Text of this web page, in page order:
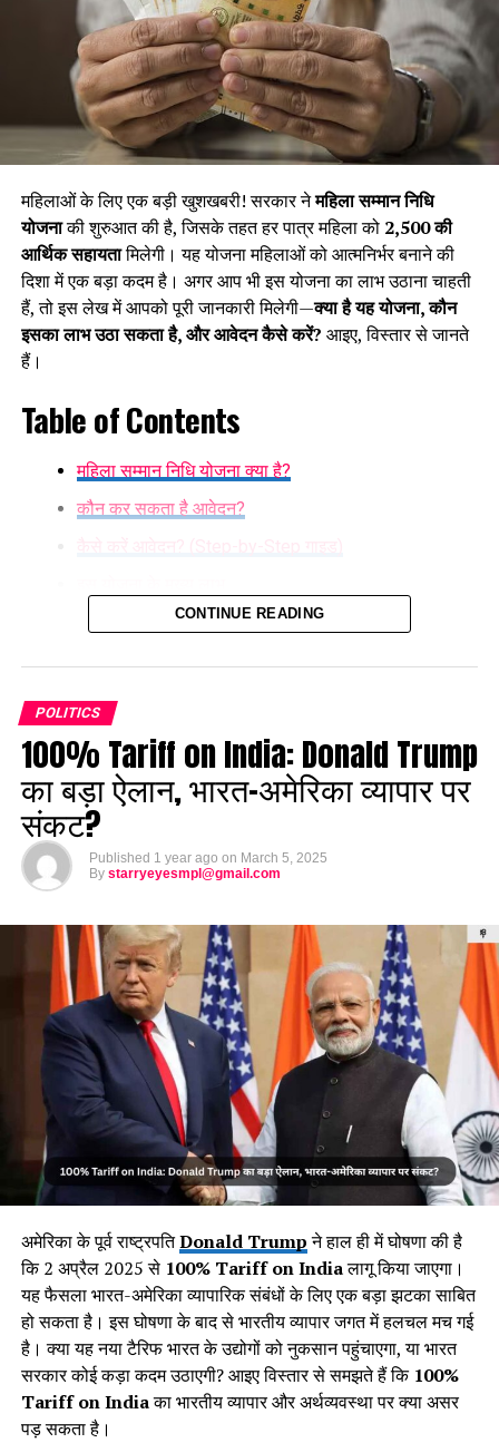
महिलाओं के लिए एक बड़ी खुशखबरी! सरकार नेमहिला सम्मान निधि
योजनाकी शुरुआत की है, जिसके तहत हर पात्र महिला को ₹2,500 की
आर्थिक सहायतामिलेगी। यह योजना महिलाओं को आत्मनिर्भर बनाने की
दिशा में एक बड़ा कदम है। अगर आप भी इस योजना का लाभ उठाना चाहती
हैं, तो इस लेख में आपको पूरी जानकारी मिलेगी—क्या है यह योजना, कौन
इसका लाभ उठा सकता है, और आवेदन कैसे करें? आइए, विस्तार से जानते
हैं।
Table of Contents
महिला सम्मान निधि योजना क्या है?
कौन कर सकता है आवेदन?
क्या यह योजना पूरे भारत में लागू होगी?
मौका हाथ से न जाने दें!
महिला सम्मान निधि योजना क्या है?
सरकार द्वारा शुरू की गईमहिला सम्मान निधि योजनाका उद्देश्य उन
महिलाओं को आर्थिक सहयोग प्रदान करना है, जो किसी भी कारण से
वित्तीय रूप से कमजोर हैं। इस योजना के तहत सरकार हर महीने₹2,500
की सहायता राशि
सीधे महिलाओं के बैंक खाते में ट्रांसफर करेगी।
CONTINUE READING
POLITICS
100% Tariff on India: Donald Trump
का बड़ा ऐलान, भारत-अमेरिका व्यापार पर
संकट?
Published 1 year ago on March 5, 2025
By starryeyesmpl@gmail.com
अमेरिका के पूर्व राष्ट्रपतिDonald Trumpने हाल ही में घोषणा की है
कि 2 अप्रैल 2025 से 100% Tariff on Indiaलागू किया जाएगा।
यह फैसला भारत-अमेरिका व्यापारिक संबंधों के लिए एक बड़ा झटका साबित
हो सकता है। इस घोषणा के बाद से भारतीय व्यापार जगत में हलचल मच गई
है। क्या यह नया टैरिफ भारत के उद्योगों को नुकसान पहुंचाएगा, या भारत
सरकार कोई कड़ा कदम उठाएगी? आइए विस्तार से समझते हैं कि 100%
Tariff on Indiaका भारतीय व्यापार और अर्थव्यवस्था पर क्या असर
पड़ सकता है।